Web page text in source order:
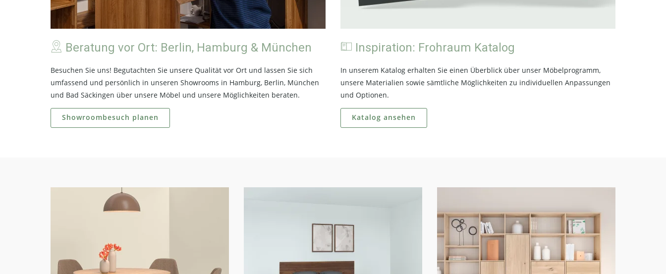
Beratung vor Ort: Berlin, Hamburg & München
Besuchen Sie uns! Begutachten Sie unsere Qualität vor Ort und lassen Sie sich
umfassend und persönlich in unseren Showrooms in Hamburg, Berlin, München
und Bad Säckingen über unsere Möbel und unsere Möglichkeiten beraten.
Showroombesuch planen
Inspiration: Frohraum Katalog
In unserem Katalog erhalten Sie einen Überblick über unser Möbelprogramm,
unsere Materialien sowie sämtliche Möglichkeiten zu individuellen Anpassungen
und Optionen.
Katalog ansehen